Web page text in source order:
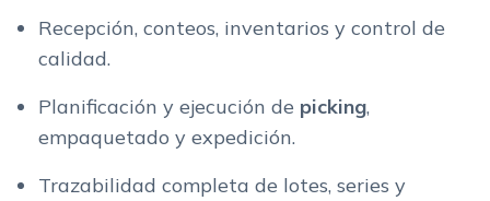
Mas informacion relacionada
Recepción, conteos, inventarios y control de
calidad.
Planificación y ejecución de picking,
empaquetado y expedición.
Trazabilidad completa de lotes, series y